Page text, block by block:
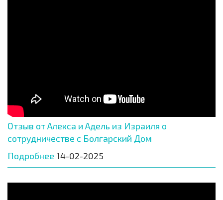
Отзыв от Алекса и Адель из Израиля о
сотрудничестве с Болгарский Дом
Подробнее 14-02-2025